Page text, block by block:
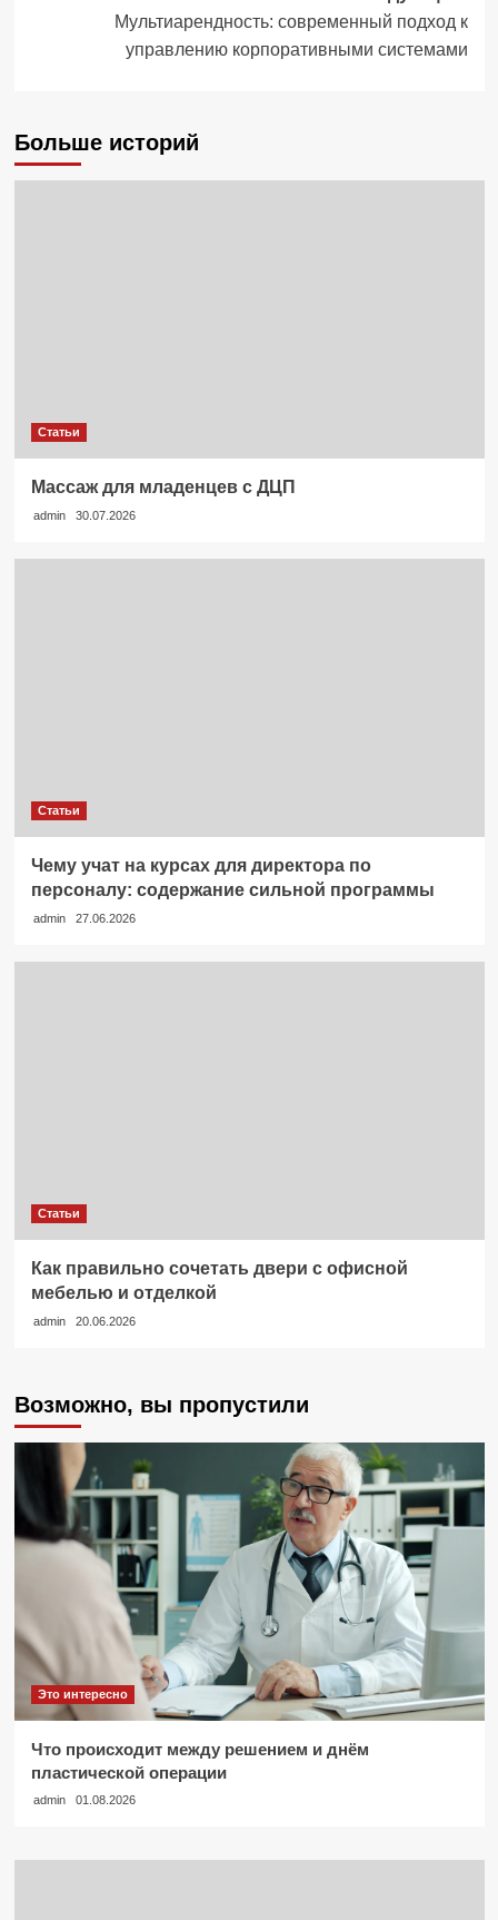
Мультиарендность: современный подход к
управлению корпоративными системами
Больше историй
Статьи
Массаж для младенцев с ДЦП
admin 30.07.2026
Статьи
Чему учат на курсах для директора по
персоналу: содержание сильной программы
admin 27.06.2026
Статьи
Как правильно сочетать двери с офисной
мебелью и отделкой
admin 20.06.2026
Возможно, вы пропустили
Это интересно
Что происходит между решением и днём
пластической операции
admin 01.08.2026